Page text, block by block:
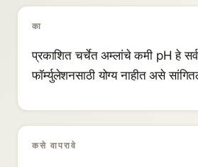
का
प्रकाशित चर्चेत अम्लांचे कमी pH हे सर्व
फॉर्म्युलेशनसाठी योग्य नाहीत असे
कसे वापरावे